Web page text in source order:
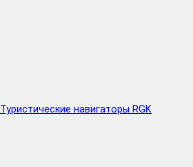
Туристические навигаторы RGK